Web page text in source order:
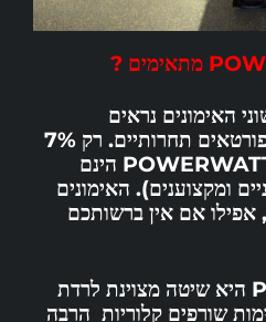
האימונים נראים
“למקצוענים” או ספורטאים תחרותיים. רק 7%
מהקליינטים של POWERWATTS הינם
ומקצוענים). האימונים
אם אין ברשותכם
POWERWATTS היא שיטה מצוינת לרדת
שורפים קלוריות הרבה